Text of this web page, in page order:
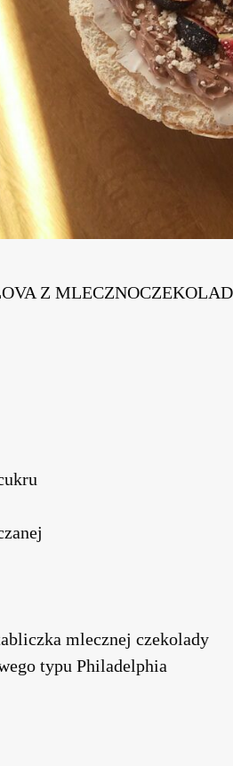
Z
mlecznej czekolady
typu Philadelphia